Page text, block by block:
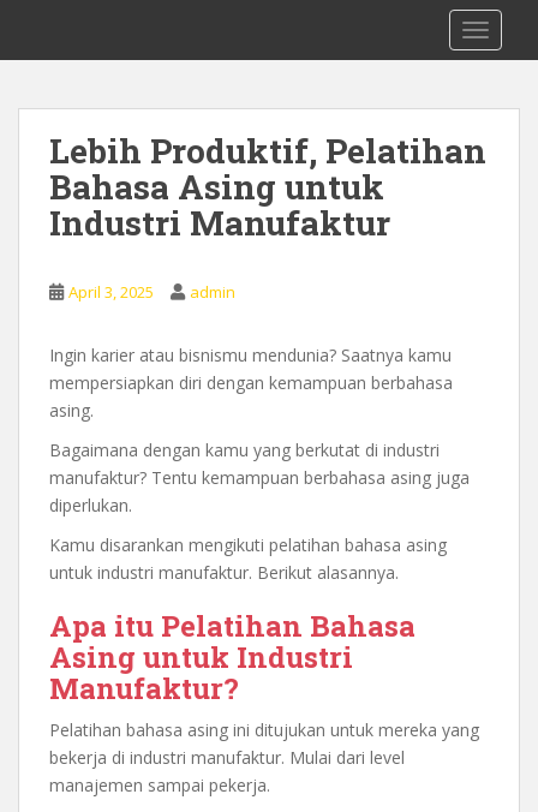
i
0878 8705 9305 Kursus Bahasa Inggis
dari Dasar Untuk Pemula Mataram
Lebih Produktif, Pelatihan
Bahasa Asing untuk
Industri Manufaktur
April 3, 2025 admin
Ingin karier atau bisnismu mendunia? Saatnya kamu
mempersiapkan diri dengan kemampuan berbahasa
asing.
Bagaimana dengan kamu yang berkutat di industri
manufaktur? Tentu kemampuan berbahasa asing juga
diperlukan.
Kamu disarankan mengikuti pelatihan bahasa asing
untuk industri manufaktur. Berikut alasannya.
Apa itu Pelatihan Bahasa
Asing untuk Industri
Manufaktur?
Pelatihan bahasa asing ini ditujukan untuk mereka yang
bekerja di industri manufaktur. Mulai dari level
manajemen sampai pekerja.